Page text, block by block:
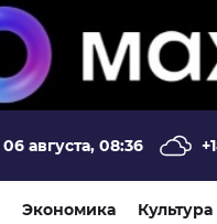
06 августа, 08:36
Экономика Культура